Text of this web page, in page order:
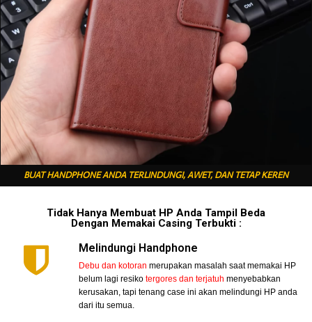
BUAT HANDPHONE ANDA TERLINDUNGI, AWET, DAN TETAP KEREN
Tidak Hanya Membuat HP Anda Tampil Beda
Dengan Memakai Casing Terbukti :
Melindungi Handphone
Debu dan kotoran merupakan masalah saat memakai HP
belum lagi resiko tergores dan terjatuh menyebabkan
kerusakan, tapi tenang case ini akan melindungi HP anda
dari itu semua.